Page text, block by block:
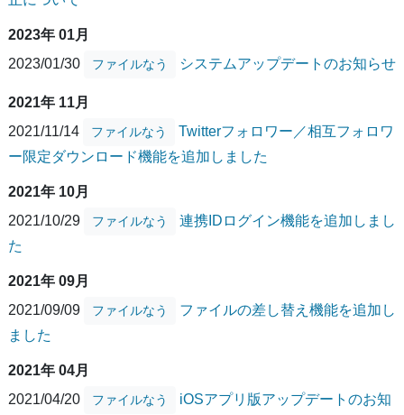
2023年 01月
2023/01/30
ファイルなう システムアップデートのお知らせ
2021年 11月
2021/11/14
ファイルなう
Twitterフォロワー／相互フォロワ
ー限定ダウンロード機能を追加しました
2021年 10月
2021/10/29
ファイルなう
連携IDログイン機能を追加しまし
た
2021年 09月
2021/09/09
ファイルなう
ファイルの差し替え機能を追加し
ました
2021年 04月
2021/04/20
ファイルなう
iOSアプリ版アップデートのお知